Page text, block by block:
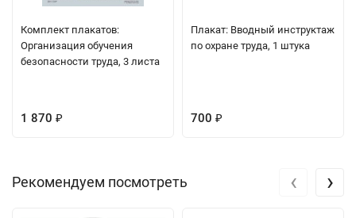
Комплект плакатов:
Организация обучения
безопасности труда, 3 листа
1 870 ₽
Плакат: Вводный инструктаж
по охране труда, 1 штука
700 ₽
Рекомендуем посмотреть ‹ ›